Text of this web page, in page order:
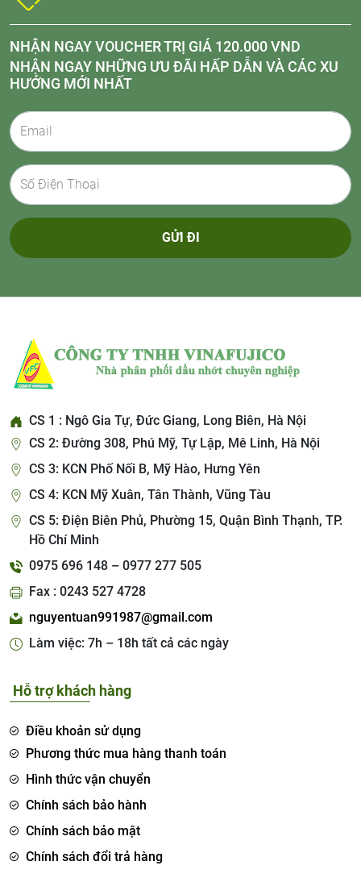
NHẬN NGAY VOUCHER TRỊ GIÁ 120.000 VND
NHẬN NGAY NHỮNG ƯU ĐÃI HẤP DẪN VÀ CÁC XU
HƯỚNG MỚI NHẤT
GỬI ĐI
CS 1 : Ngô Gia Tự, Đức Giang, Long Biên, Hà Nội
CS 2: Đường 308, Phú Mỹ, Tự Lập, Mê Linh, Hà Nội
CS 3: KCN Phố Nối B, Mỹ Hào, Hưng Yên
CS 4: KCN Mỹ Xuân, Tân Thành, Vũng Tàu
CS 5: Điện Biên Phủ, Phường 15, Quận Bình Thạnh, TP.
Hồ Chí Minh
0975 696 148 – 0977 277 505
Fax : 0243 527 4728
nguyentuan991987@gmail.com
Làm việc: 7h – 18h tất cả các ngày
Hỗ trợ khách hàng
Điều khoản sử dụng
Phương thức mua hàng thanh toán
Hình thức vận chuyển
Chính sách bảo hành
Chính sách bảo mật
Chính sách đổi trả hàng